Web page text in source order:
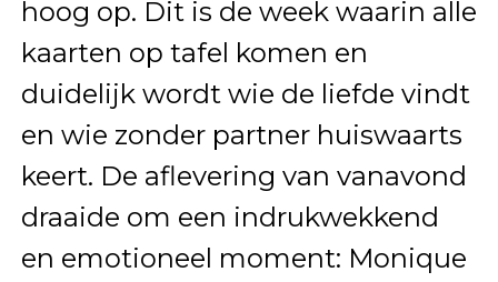
hoog op. Dit is de week waarin alle
kaarten op tafel komen en
duidelijk wordt wie de liefde vindt
en wie zonder partner huiswaarts
keert. De aflevering van vanavond
draaide om een indrukwekkend
en emotioneel moment: Monique